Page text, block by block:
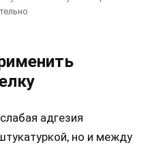
адгезия
но и между